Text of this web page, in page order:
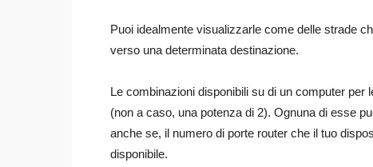
Puoi idealmente visualizzarle come delle strade
verso una determinata destinazione.
Le combinazioni disponibili su di un computer per
(non a caso, una potenza di 2). Ognuna di esse
anche se, il numero di porte router che il tuo
disponibile.